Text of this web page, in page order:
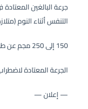
جرعة البالغين
التنفس أثناء النوم
150 إلى 250 مجم عن طريق الفم مرة واحدة يوميًا في الصباح.
الجرعة المعتادة
— إعلان —